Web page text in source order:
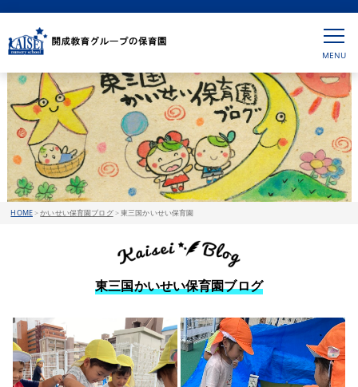
HOME>かいせい保育園ブログ>東三国かいせい保育園
東三国かいせい保育園ブログ